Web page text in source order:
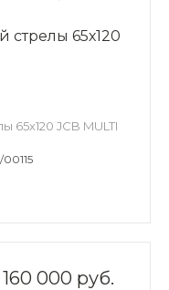
стрелы 65х120
65х120 JCB MULTI
00115
160 000 руб.